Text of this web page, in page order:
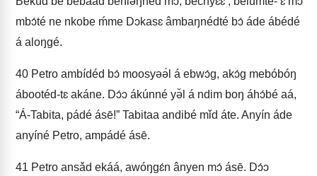
mbɔ́té ne nkobe ḿme Dɔkasɛ âmbaŋnédté bɔ́ áde ábédé
á aloŋgé.
40 Petro ambídéd bɔ́ moosyəə́l á ebwɔ́g, akɔ́g mebóbóŋ
ábootéd-tɛ akáne. Dɔ́ɔ ákúnné yə̌l á ndim boŋ áhɔ́bé aá,
“Á-Tabita, pádé ásē!” Tabitaa andibé mǐd áte. Anyín áde
anyíné Petro, ampádé ásē.
41 Petro ansǎd ekáá, awóŋgɛ́n ânyen mɔ́ ásē. Dɔ́ɔ